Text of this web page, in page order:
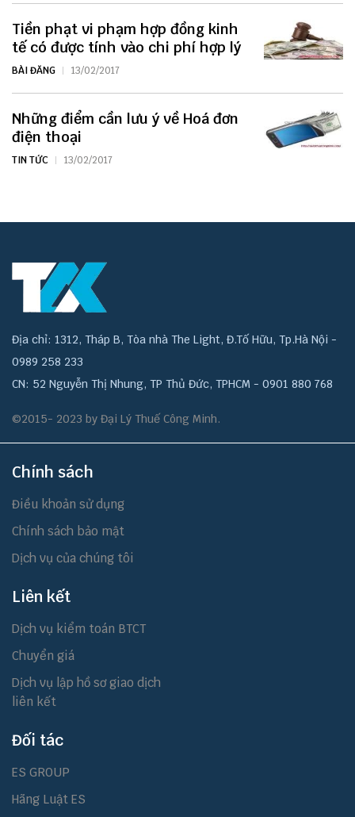
Tiền phạt vi phạm hợp đồng kinh
tế có được tính vào chi phí hợp lý
BÀI ĐĂNG 13/02/2017
Những điểm cần lưu ý về Hoá đơn
điện thoại
TIN TỨC 13/02/2017
Địa chỉ: 1312, Tháp B, Tòa nhà The Light, Đ.Tố Hữu, Tp.Hà Nội -
0989 258 233
CN: 52 Nguyễn Thị Nhung, TP Thủ Đức, TPHCM - 0901 880 768
©2015- 2023 by Đại Lý Thuế Công Minh.
Chính sách
Điều khoản sử dụng
Chính sách bảo mật
Dịch vụ của chúng tôi
Liên kết
Dịch vụ kiểm toán BTCT
Chuyển giá
Dịch vụ lập hồ sơ giao dịch
liên kết
Đối tác
ES GROUP
Hãng Luật ES